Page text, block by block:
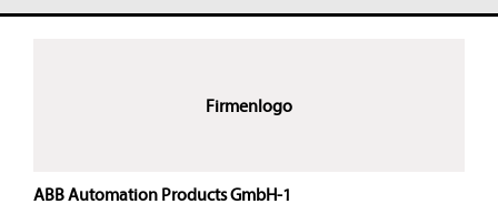
Firmenlogo
ABB Automation Products GmbH-1